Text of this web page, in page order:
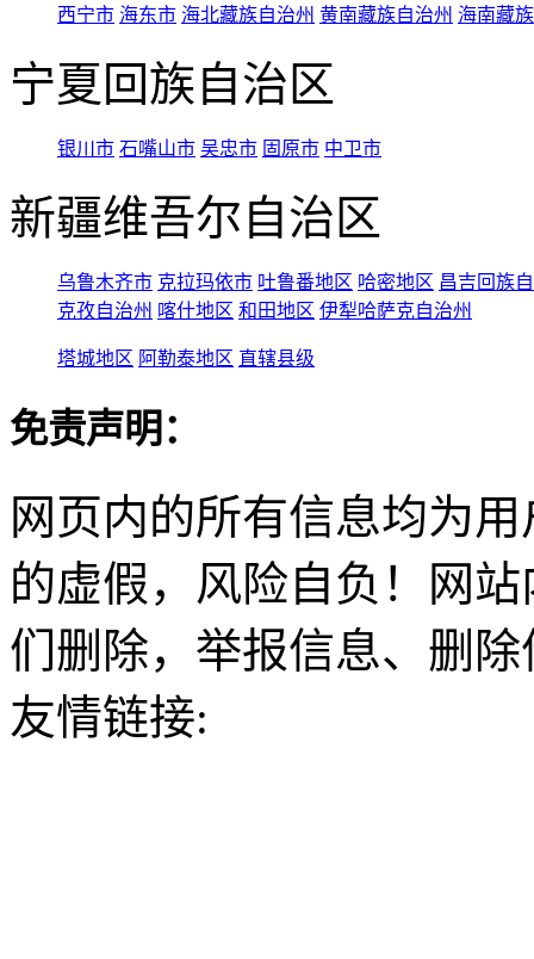
西宁市 海东市 海北藏族自治州 黄南藏族自治州 海南藏
宁夏回族自治区
银川市 石嘴山市 吴忠市 固原市 中卫市
新疆维吾尔自治区
乌鲁木齐市 克拉玛依市 吐鲁番地区 哈密地区 昌吉回族
克孜自治州 喀什地区 和田地区 伊犁哈萨克自治州
塔城地区 阿勒泰地区 直辖县级
免责声明：
网页内的所有信息均为
的虚假，风险自负！网
们删除，举报信息、删
友情链接: